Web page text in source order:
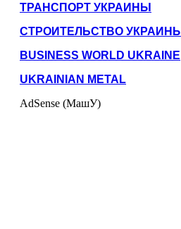
ТРАНСПОРТ УКРАИНЫ
СТРОИТЕЛЬСТВО УКРАИНЫ
BUSINESS WORLD UKRAINE
UKRAINIAN METAL
AdSense (МашУ)